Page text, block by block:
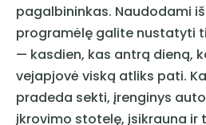
pagalbininkas. Naudodami
programėlę galite nustatyti
— kasdien, kas antrą dieną,
vejapjovė viską atliks pati.
pradeda sekti, įrenginys
įkrovimo stotelę, įsikrauna ir